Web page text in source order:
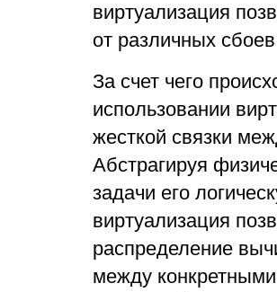
виртуализация
от различных
За счет чего
использовании
жесткой связки
Абстрагируя
задачи его
виртуализация
распределение
между